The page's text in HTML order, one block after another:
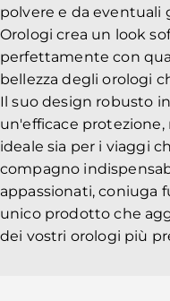
polvere e da eventuali
Orologi crea un look
perfettamente con
bellezza degli orologi
Il suo design robusto
un'efficace
ideale sia per i viaggi
compagno
appassionati, coniuga
unico prodotto che
dei vostri orologi più